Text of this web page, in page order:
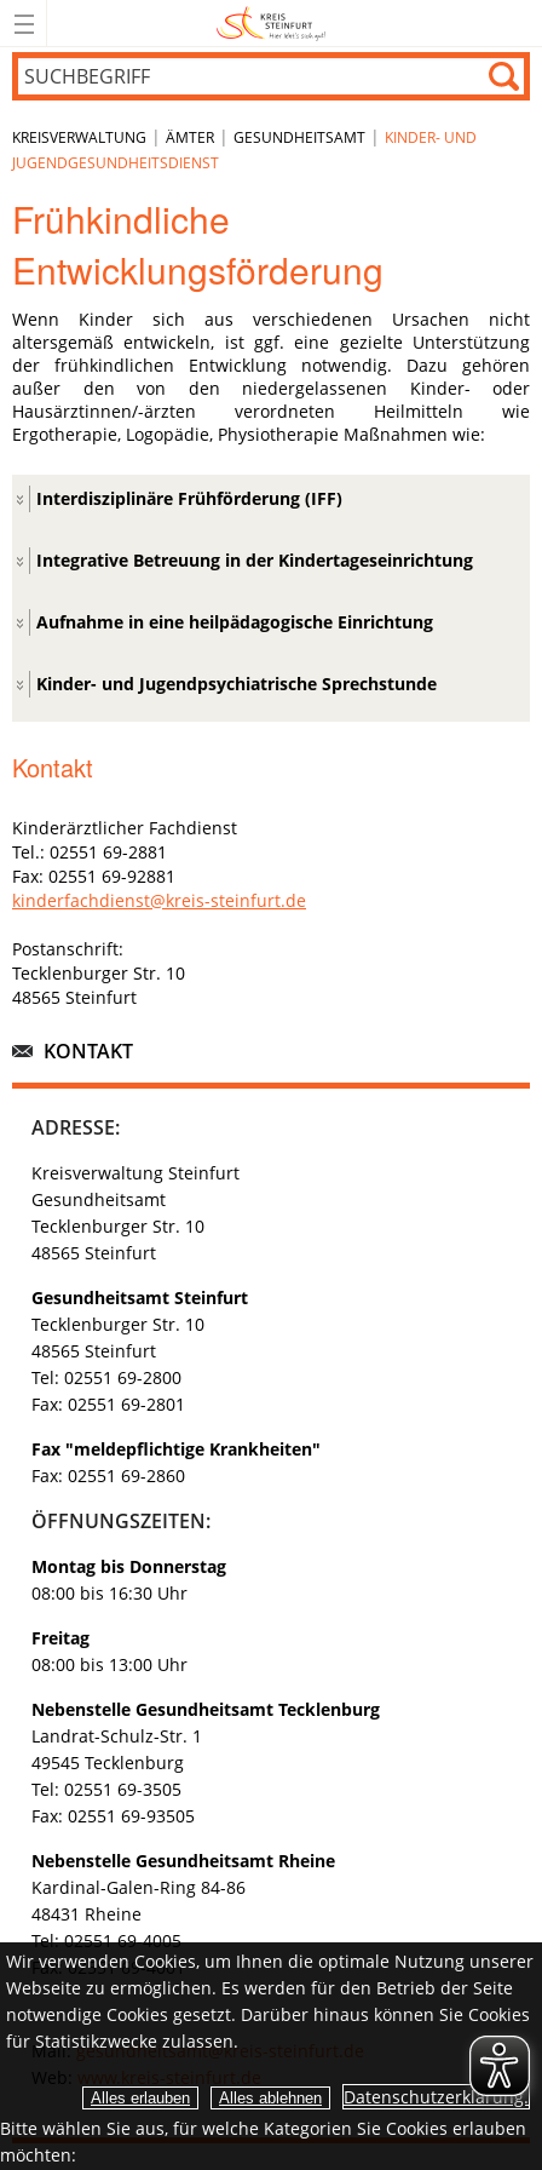
KREISVERWALTUNG | ÄMTER | GESUNDHEITSAMT | KINDER- UND
JUGENDGESUNDHEITSDIENST
Frühkindliche
Entwicklungsförderung
Wenn Kinder sich aus verschiedenen Ursachen nicht
altersgemäß entwickeln, ist ggf. eine gezielte Unterstützung
der frühkindlichen Entwicklung notwendig. Dazu gehören
außer den von den niedergelassenen Kinder- oder
Hausärztinnen/-ärzten verordneten Heilmitteln wie
Ergotherapie, Logopädie, Physiotherapie Maßnahmen wie:
Interdisziplinäre Frühförderung (IFF)
Integrative Betreuung in der Kindertageseinrichtung
Aufnahme in eine heilpädagogische Einrichtung
Kinder- und Jugendpsychiatrische Sprechstunde
Kontakt
Kinderärztlicher Fachdienst
Tel.: 02551 69-2881
Fax: 02551 69-92881
kinderfachdienst@kreis-steinfurt.de
Postanschrift:
Tecklenburger Str. 10
48565 Steinfurt
KONTAKT
ADRESSE:
Kreisverwaltung Steinfurt
Gesundheitsamt
Tecklenburger Str. 10
48565 Steinfurt
Gesundheitsamt Steinfurt
Tecklenburger Str. 10
48565 Steinfurt
Tel: 02551 69-2800
Fax: 02551 69-2801
Fax "meldepflichtige Krankheiten"
Fax: 02551 69-2860
ÖFFNUNGSZEITEN:
Montag bis Donnerstag
08:00 bis 16:30 Uhr
Freitag
08:00 bis 13:00 Uhr
Nebenstelle Gesundheitsamt Tecklenburg
Landrat-Schulz-Str. 1
49545 Tecklenburg
Tel: 02551 69-3505
Fax: 02551 69-93505
Nebenstelle Gesundheitsamt Rheine
Kardinal-Galen-Ring 84-86
48431 Rheine
Tel: 02551 69-4005
Fax: 02551 69-4001
Mail:gesundheitsamt@kreis-steinfurt.de
Web:
Wir verwenden Cookies, um Ihnen die optimale Nutzung unserer
Webseite zu ermöglichen. Es werden für den Betrieb der Seite
notwendige Cookies gesetzt. Darüber hinaus können Sie Cookies
für Statistikzwecke zulassen.
Datenschutzerklärung.
Bitte wählen Sie aus, für welche Kategorien Sie Cookies erlauben
möchten: